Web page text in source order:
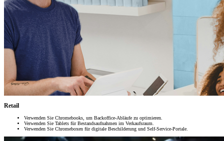
Retail
Verwenden Sie Chromebooks, um Backoffice-Abläufe zu optimieren.
Verwenden Sie Tablets für Bestandsaufnahmen im Verkaufsraum.
Verwenden Sie Chromeboxen für digitale Beschilderung und Self-Service-Portale.